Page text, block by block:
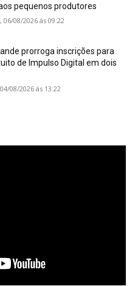
pequenos produtores
08/2026 ás 09:22
prorroga inscrições para
de Impulso Digital em dois
08/2026 ás 13:22